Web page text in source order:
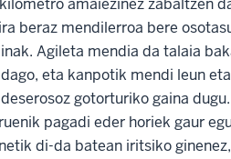
amaiezinez zabaltzen
beraz mendilerroa bere
Agileta mendia da talaia
eta kanpotik mendi leun
gotorturiko gaina
pagadi eder horiek gaur
di-da batean iritsiko